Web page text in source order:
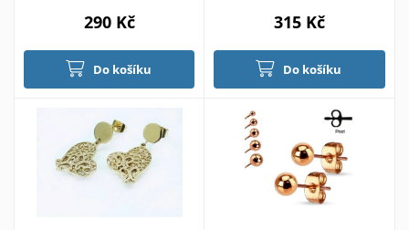
290 Kč
Do košíku
315 Kč
Do košíku